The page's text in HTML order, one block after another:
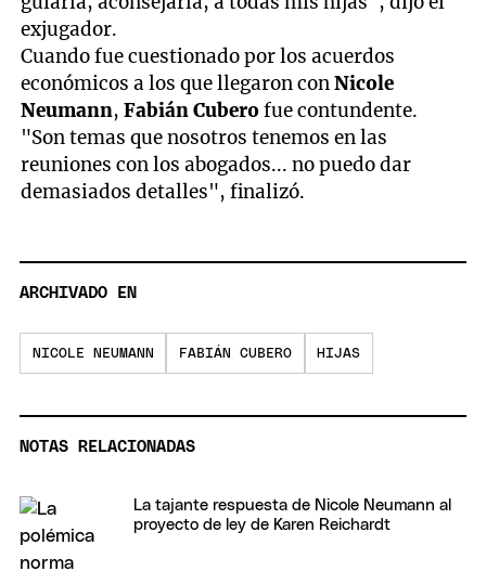
exjugador.
Cuando fue cuestionado por los acuerdos
económicos a los que llegaron conNicole
Neumann,Fabián Cuberofue contundente.
"Son temas que nosotros tenemos en las
reuniones con los abogados... no puedo dar
demasiados detalles", finalizó.
ARCHIVADO EN
NICOLE NEUMANN FABIÁN CUBERO HIJAS
NOTAS RELACIONADAS
La tajante respuesta de Nicole Neumann al
proyecto de ley de Karen Reichardt